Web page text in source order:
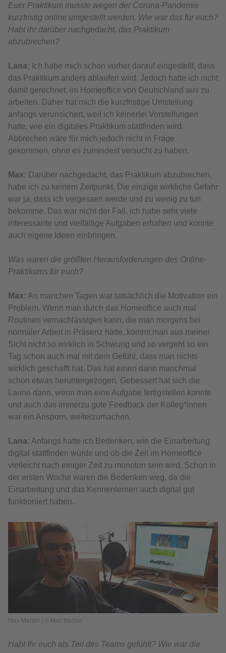
Euer Praktikum musste wegen der Corona-Pandemie
kurzfristig online umgestellt werden. Wie war das für euch?
Habt ihr darüber nachgedacht, das Praktikum
abzubrechen?
Lana: Ich habe mich schon vorher darauf eingestellt, dass
das Praktikum anders ablaufen wird. Jedoch hatte ich nicht
damit gerechnet, im Homeoffice von Deutschland aus zu
arbeiten. Daher hat mich die kurzfristige Umstellung
anfangs verunsichert, weil ich keinerlei Vorstellungen
hatte, wie ein digitales Praktikum stattfinden wird.
Abbrechen wäre für mich jedoch nicht in Frage
gekommen, ohne es zumindest versucht zu haben.
Max: Darüber nachgedacht, das Praktikum abzubrechen,
habe ich zu keinem Zeitpunkt. Die einzige wirkliche Gefahr
war ja, dass ich vergessen werde und zu wenig zu tun
bekomme. Das war nicht der Fall, ich habe sehr viele
interessante und vielfältige Aufgaben erhalten und konnte
auch eigene Ideen einbringen.
Was waren die größten Herausforderungen des Online-
Praktikums für euch?
Max: An manchen Tagen war tatsächlich die Motivation ein
Problem. Wenn man durch das Homeoffice auch mal
Routinen vernachlässigen kann, die man morgens bei
normaler Arbeit in Präsenz hätte, kommt man aus meiner
Sicht nicht so wirklich in Schwung und so vergeht so ein
Tag schon auch mal mit dem Gefühl, dass man nichts
wirklich geschafft hat. Das hat einen dann manchmal
schon etwas heruntergezogen. Gebessert hat sich die
Laune dann, wenn man eine Aufgabe fertigstellen konnte
und auch das immerzu gute Feedback der Kolleg*innen
war ein Ansporn, weiterzumachen.
Lana: Anfangs hatte ich Bedenken, wie die Einarbeitung
digital stattfinden würde und ob die Zeit im Homeoffice
vielleicht nach einiger Zeit zu monoton sein wird. Schon in
der ersten Woche waren die Bedenken weg, da die
Einarbeitung und das Kennenlernen auch digital gut
funktioniert haben.
Max Melzer | © Max Melzer
Habt Ihr euch als Teil des Teams gefühlt? Wie war die